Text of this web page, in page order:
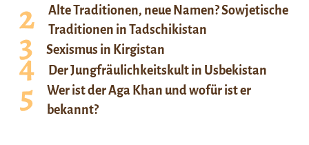
Alte Traditionen, neue Namen? Sowjetische
Traditionen in Tadschikistan
Sexismus in Kirgistan
Der Jungfräulichkeitskult in Usbekistan
Wer ist der Aga Khan und wofür ist er
bekannt?